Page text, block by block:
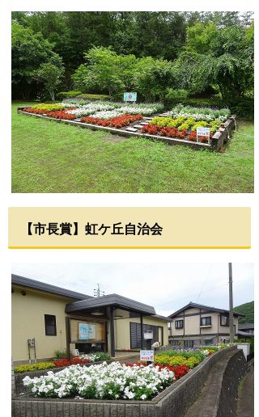
【市長賞】虹ケ丘自治会